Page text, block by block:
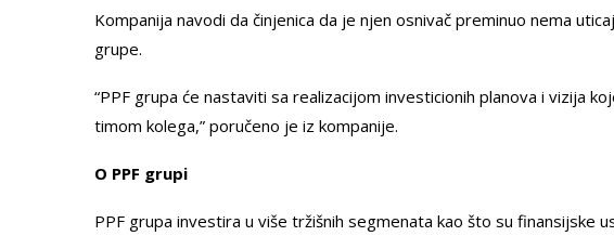
Kompanija navodi da činjenica da je njen osnivač preminuo nema
grupe.
“PPF grupa će nastaviti sa realizacijom investicionih planova i vizija
timom kolega,” poručeno je iz kompanije.
O PPF grupi
PPF grupa investira u više tržišnih segmenata kao što su finansijske